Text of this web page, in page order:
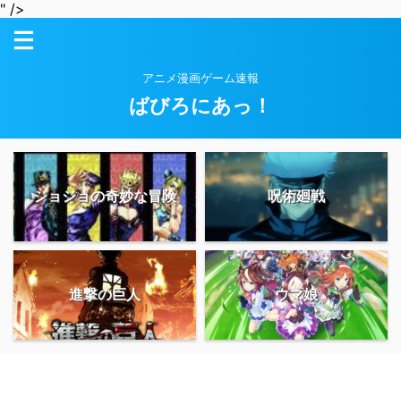
" />
アニメ漫画ゲーム速報
ばびろにあっ！
ジョジョの奇妙な冒険 呪術廻戦
進撃の巨人 ウマ娘